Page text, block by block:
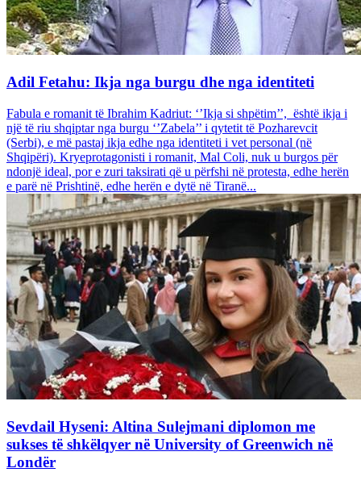
Adil Fetahu: Ikja nga burgu dhe nga identiteti
Fabula e romanit të Ibrahim Kadriut: ‘’Ikja si shpëtim’’, është ikja i
një të riu shqiptar nga burgu ‘’Zabela’’ i qytetit të Pozharevcit
(Serbi), e më pastaj ikja edhe nga identiteti i vet personal (në
Shqipëri). Kryeprotagonisti i romanit, Mal Coli, nuk u burgos për
ndonjë ideal, por e zuri taksirati që u përfshi në protesta, edhe herën
e parë në Prishtinë, edhe herën e dytë në Tiranë...
Sevdail Hyseni: Altina Sulejmani diplomon me
sukses të shkëlqyer në University of Greenwich në
Londër